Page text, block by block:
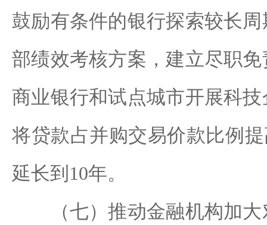
鼓励有条件的银行探索较长
部绩效考核方案，建立尽职
商业银行和试点城市开展科
将贷款占并购交易价款比例
延长到10年。
（七）推动金融机构加大